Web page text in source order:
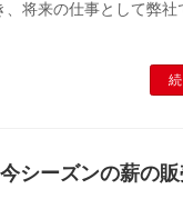
、将来の仕事として弊社
シーズンの薪の販